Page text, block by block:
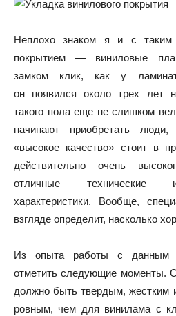
Неплохо знаком я и с таким
покрытием — виниловые
замком клик, как у
он появился около трех лет
такого пола еще не слишком
начинают приобретать
«высокое качество» стоит в
действительно очень
отличные технические
характеристики. Вообще,
взгляде определит, насколько
Из опыта работы с данным
отметить следующие моменты.
должно быть твердым, жестким
ровным, чем для винилама с